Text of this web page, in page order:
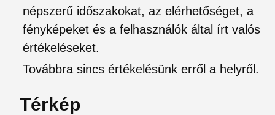
népszerű időszakokat, az elérhetőséget, a
fényképeket és a felhasználók által írt valós
értékeléseket.
Továbbra sincs értékelésünk erről a helyről.
Térkép